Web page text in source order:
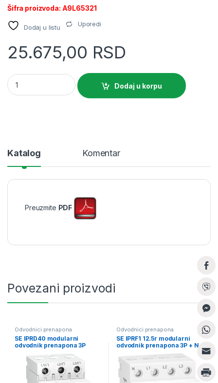
Šifra proizvoda: A9L65321
Dodaj u listu Uporedi
25.675,00 RSD
SE iPRD65r modularni odvodnik prenapona - 3P - IT - 460V
Dodaj u korpu
Katalog Komentar
Preuzmite PDF
Povezani proizvodi
Odvodnici prenapona
SE IPRD40 modularni
odvodnik prenapona 3P
Odvodnici prenapona
SE IPRF1 12.5r modularni
odvodnik prenapona 3P + N
350V sa daljinskom signal.